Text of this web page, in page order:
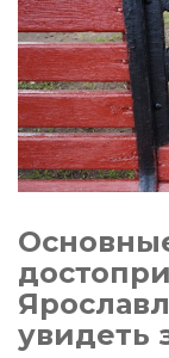
увидеть